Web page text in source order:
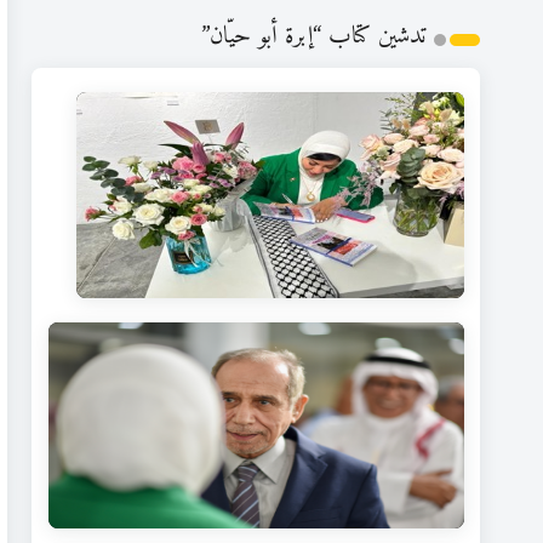
تدشين كتاب “إبرة أبو حيّان”